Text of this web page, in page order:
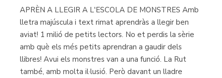
APRÈN A LLEGIR A L'ESCOLA DE MONSTRES Amb
lletra majúscula i text rimat aprendràs a llegir ben
aviat! 1 milió de petits lectors. No et perdis la sèrie
amb què els més petits aprendran a gaudir dels
llibres! Avui els monstres van a una funció. La Rut
també, amb molta il·lusió. Però davant un lladre